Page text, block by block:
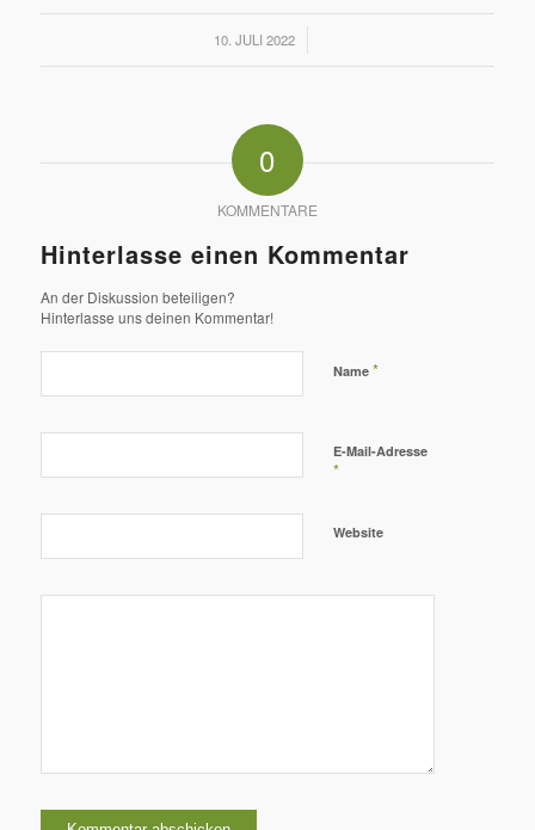
10. JULI 2022
/
0
KOMMENTARE
Hinterlasse einen Kommentar
An der Diskussion beteiligen?
Hinterlasse uns deinen Kommentar!
Name *
E-Mail-Adresse
*
Website